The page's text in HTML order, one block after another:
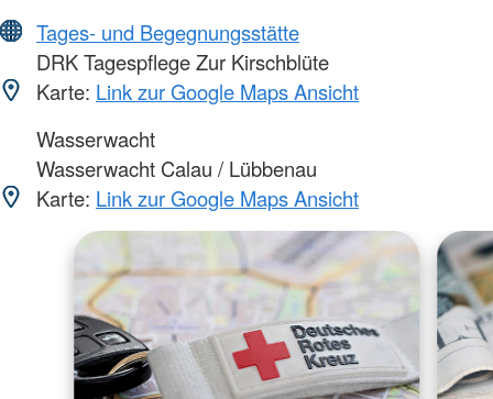
Tages- und Begegnungsstätte
DRK Tagespflege Zur Kirschblüte
Karte: Link zur Google Maps Ansicht
Wasserwacht
Wasserwacht Calau / Lübbenau
Karte: Link zur Google Maps Ansicht